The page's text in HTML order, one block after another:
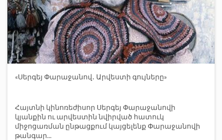
«Սերգեյ Փարաջանով․ Արվեստի գույները»
Հայտնի կինոռեժիսոր Սերգեյ Փարաջանովի
կյանքին ու արվեստին նվիրված հատուկ
միջոցառման ընթացքում կայցելենք Փարաջանովի
թանգար...